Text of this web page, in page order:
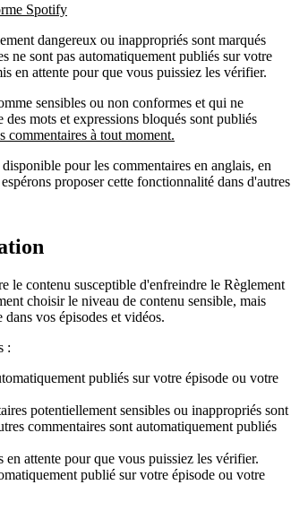
Spotify
dangereux ou inappropriés sont marqués
ne sont pas automatiquement publiés sur votre
en attente pour que vous puissiez les vérifier.
sensibles ou non conformes et qui ne
mots et expressions bloqués sont publiés
commentaires à tout moment.
pour les commentaires en anglais, en
proposer cette fonctionnalité dans d'autres
le contenu susceptible d'enfreindre le Règlement
choisir le niveau de contenu sensible, mais
vos épisodes et vidéos.
:
publiés sur votre épisode ou votre
potentiellement sensibles ou inappropriés sont
commentaires sont automatiquement publiés
en attente pour que vous puissiez les vérifier.
publié sur votre épisode ou votre